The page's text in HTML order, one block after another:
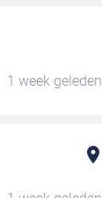
1 week geleden